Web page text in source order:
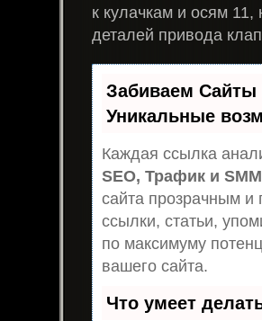
к кулачкам и осям
деталей привода
Забиваем
Уникальные
Каждая ссылка
SEO, Трафик и
сайта прозрачным
ссылки, статьи,
по максимуму
вашего сайта.
Что умеет